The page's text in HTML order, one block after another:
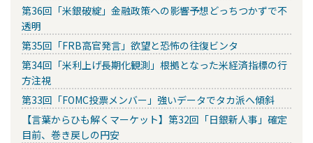
第36回「米銀破綻」金融政策への影響予想どっちつかずで不
透明
第35回「FRB高官発言」欲望と恐怖の往復ビンタ
第34回「米利上げ長期化観測」根拠となった米経済指標の行
方注視
第33回「FOMC投票メンバー」強いデータでタカ派へ傾斜
【言葉からひも解くマーケット】第32回「日銀新人事」確定
目前、巻き戻しの円安